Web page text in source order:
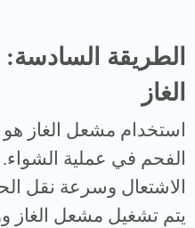
الطريقة
الغاز
استخدام مشعل الغاز
الفحم في عملية
الاشتعال وسرعة نقل
يتم تشغيل مشعل الغاز